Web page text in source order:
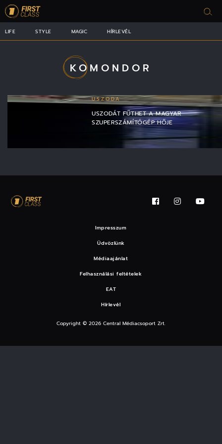
LIFE STYLE MAGIC HÍRLEVÉL
KOMONDOR
USZODA
USZODÁT FŰTHET A MAGYAR
SZUPERSZÁMÍTÓGÉP HŐJE
Impresszum
Üdvözlünk
Médiaajánlat
Felhasználási feltételek
EAT
Hírlevél
Copyright © 2026 Central Médiacsoport Zrt.